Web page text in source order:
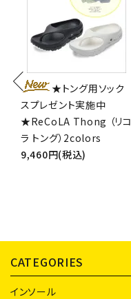
★トング用ソック
スプレゼント実施中
★ReCoLA Thong （リコ
ラ トング）2colors
9,460円(税込)
CATEGORIES
インソール